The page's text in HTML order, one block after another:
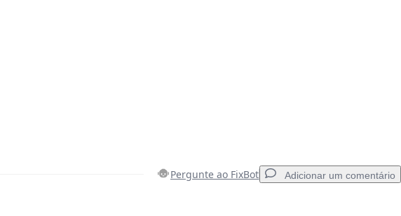
Pergunte ao FixBot Adicionar um comentário